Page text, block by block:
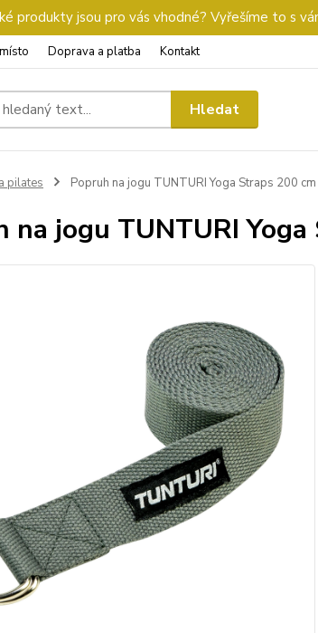
produkty jsou pro vás vhodné? Vyřešíme to s
Doprava a platba Kontakt
Hledat
pilates Popruh na jogu TUNTURI Yoga Straps 200
na jogu TUNTURI